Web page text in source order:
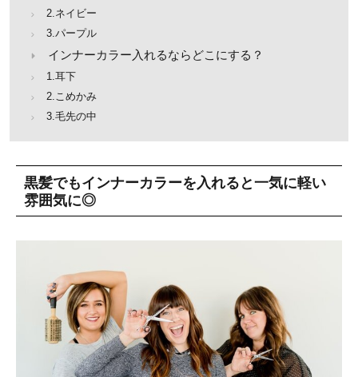
2.ネイビー
3.パープル
インナーカラー入れるならどこにする？
1.耳下
2.こめかみ
3.毛先の中
黒髪でもインナーカラーを入れると一気に軽い
雰囲気に◎